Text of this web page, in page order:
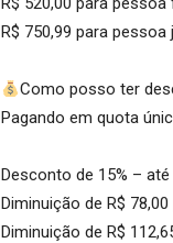
R$ 750,99 para pessoa
Como posso ter
Pagando em quota
Desconto de 15% –
Diminuição de R$
Diminuição de R$